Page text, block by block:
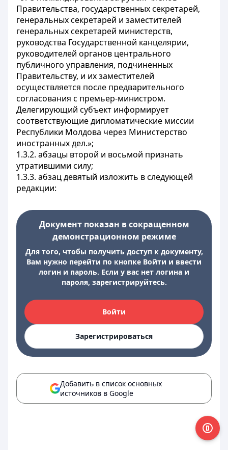
Правительства, государственных секретарей,
генеральных секретарей и заместителей
генеральных секретарей министерств,
руководства Государственной канцелярии,
руководителей органов центрального
публичного управления, подчиненных
Правительству, и их заместителей
осуществляется после предварительного
согласования с премьер-министром.
Делегирующий субъект информирует
соответствующие дипломатические миссии
Республики Молдова через Министерство
иностранных дел.»;
1.3.2. абзацы второй и восьмой признать
утратившими силу;
1.3.3. абзац девятый изложить в следующей
редакции:
Документ показан в сокращенном
демонстрационном режиме
Для того, чтобы получить доступ к документу,
Вам нужно перейти по кнопке Войти и ввести
логин и пароль. Если у вас нет логина и
пароля, зарегистрируйтесь.
Войти
Зарегистрироваться
Добавить в список основных
источников в Google